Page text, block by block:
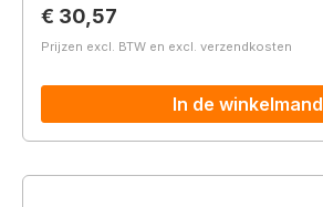
Normale prijs:
€ 30,57
Prijzen excl. BTW en excl. verzendkosten
In de winkelmand